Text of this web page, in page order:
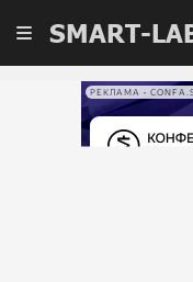
SMART-
РЕКЛАМА •